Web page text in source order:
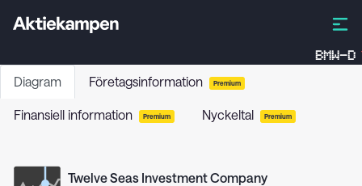
BMW-D
Diagram Företagsinformation Premium
Finansiell information Premium Nyckeltal Premium
Twelve Seas Investment Company